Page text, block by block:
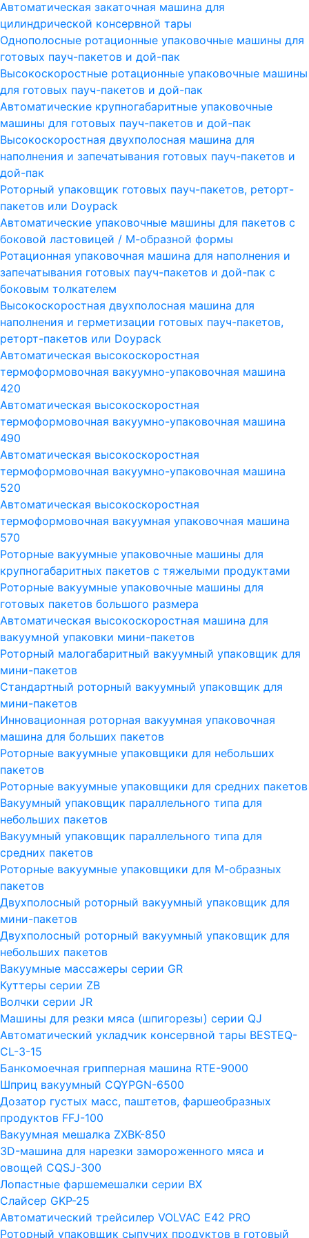
Автоматическая закаточная машина для
цилиндрической консервной тары
Однополосные ротационные упаковочные машины для
готовых пауч-пакетов и дой-пак
Высокоскоростные ротационные упаковочные машины
для готовых пауч-пакетов и дой-пак
Автоматические крупногабаритные упаковочные
машины для готовых пауч-пакетов и дой-пак
Высокоскоростная двухполосная машина для
наполнения и запечатывания готовых пауч-пакетов и
дой-пак
Роторный упаковщик готовых пауч-пакетов, реторт-
пакетов или Doypack
Автоматические упаковочные машины для пакетов с
боковой ластовицей / М-образной формы
Ротационная упаковочная машина для наполнения и
запечатывания готовых пауч-пакетов и дой-пак с
боковым толкателем
Высокоскоростная двухполосная машина для
наполнения и герметизации готовых пауч-пакетов,
реторт-пакетов или Doypack
Автоматическая высокоскоростная
термоформовочная вакуумно-упаковочная машина
420
Автоматическая высокоскоростная
термоформовочная вакуумно-упаковочная машина
490
Автоматическая высокоскоростная
термоформовочная вакуумно-упаковочная машина
520
Автоматическая высокоскоростная
термоформовочная вакуумная упаковочная машина
570
Роторные вакуумные упаковочные машины для
крупногабаритных пакетов с тяжелыми продуктами
Роторные вакуумные упаковочные машины для
готовых пакетов большого размера
Автоматическая высокоскоростная машина для
вакуумной упаковки мини-пакетов
Роторный малогабаритный вакуумный упаковщик для
мини-пакетов
Стандартный роторный вакуумный упаковщик для
мини-пакетов
Инновационная роторная вакуумная упаковочная
машина для больших пакетов
Роторные вакуумные упаковщики для небольших
пакетов
Роторные вакуумные упаковщики для средних пакетов
Вакуумный упаковщик параллельного типа для
небольших пакетов
Вакуумный упаковщик параллельного типа для
средних пакетов
Роторные вакуумные упаковщики для М-образных
пакетов
Двухполосный роторный вакуумный упаковщик для
мини-пакетов
Двухполосный роторный вакуумный упаковщик для
небольших пакетов
Вакуумные массажеры серии GR
Куттеры серии ZB
Волчки серии JR
Машины для резки мяса (шпигорезы) серии QJ
Автоматический укладчик консервной тары BESTEQ-
CL-3-15
Банкомоечная грипперная машина RTE-9000
Шприц вакуумный CQYPGN-6500
Дозатор густых масс, паштетов, фаршеобразных
продуктов FFJ-100
Вакуумная мешалка ZXBK-850
3D-машина для нарезки замороженного мяса и
овощей CQSJ-300
Лопастные фаршемешалки серии ВХ
Слайсер GKP-25
Автоматический трейсилер VOLVAC E42 PRO
Роторный упаковщик сыпучих продуктов в готовый